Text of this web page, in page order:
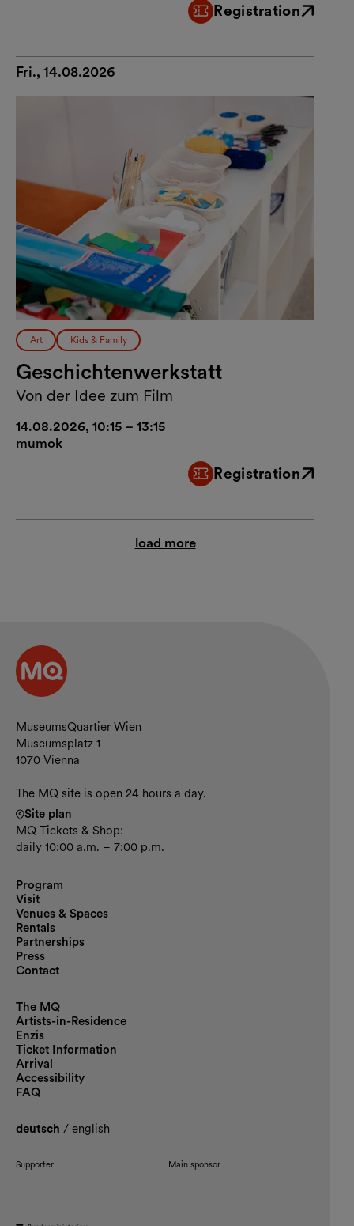
Registration
External link
Fri., 14.08.2026
Art Kids & Family
Geschichtenwerkstatt
Von der Idee zum Film
14.08.2026, 10:15 – 13:15
mumok
Registration
External link
load more
Contact and opening hours
MuseumsQuartier Wien
Museumsplatz 1
1070 Vienna
The MQ site is open 24 hours a day.
Site plan
MQ Tickets & Shop:
daily 10:00 a.m. – 7:00 p.m.
Program
Visit
Venues & Spaces
Rentals
Partnerships
Press
Contact
The MQ
Artists-in-Residence
Enzis
Ticket Information
Arrival
Accessibility
FAQ
deutsch / english
Supporter Main sponsor